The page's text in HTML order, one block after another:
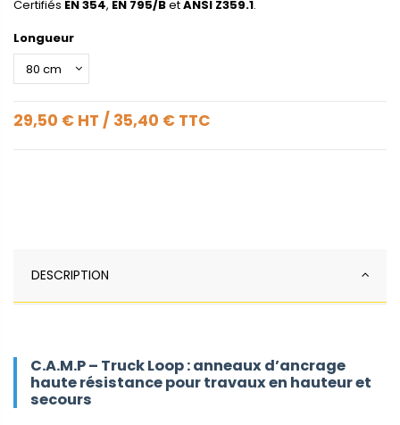
Certifiés EN 354, EN 795/BetANSI Z359.1.
Longueur
29,50 € HT / 35,40 € TTC
DESCRIPTION
C.A.M.P – Truck Loop : anneaux d’ancrage
haute résistance pour travaux en hauteur et
secours